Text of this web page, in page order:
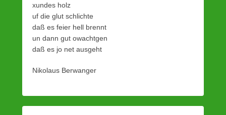
w
e
b
2
4
xundes holz
uf die glut schlichte
daß es feier hell brennt
un dann gut owachtgen
daß es jo net ausgeht
Nikolaus Berwanger